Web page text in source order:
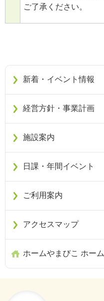
ご了承ください。
新着・イベント情報
経営方針・事業計画
施設案内
日課・年間イベント
ご利用案内
アクセスマップ
ホームやまびこ ホーム